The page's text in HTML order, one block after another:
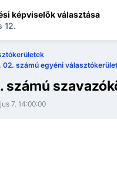
képviselők választása
12.
számú egyéni választókerület
számú
7. 14:00:00